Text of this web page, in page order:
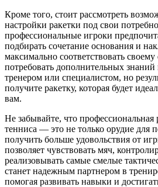
Кроме того, стоит рассмотреть
настройки ракетки под свои
профессиональные игроки
подбирать сочетание основания и
максимально соответствовать
потребовать дополнительных знаний
тренером или специалистом, но
получите ракетку, которая будет
вам.
Не забывайте, что профессиональная
тенниса — это не только орудие для
получить больше удовольствия от
позволяет чувствовать мяч,
реализовывать самые смелые
станет надежным партнером в
помогая развивать навыки и